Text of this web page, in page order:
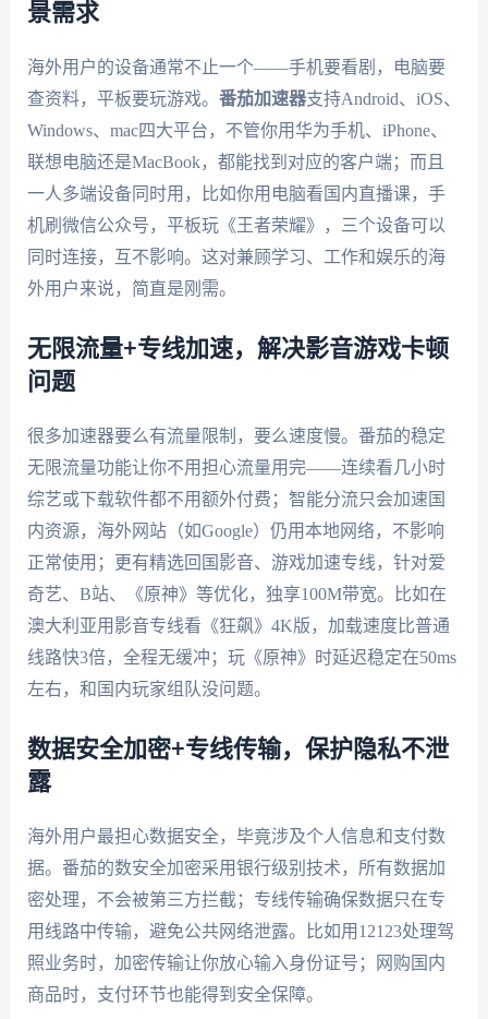
景需求
海外用户的设备通常不止一个——手机要看剧，电脑要
查资料，平板要玩游戏。 番茄加速器支持Android、iOS、
Windows、mac四大平台，不管你用华为手机、iPhone、
联想电脑还是MacBook，都能找到对应的客户端；而且
一人多端设备同时用，比如你用电脑看国内直播课，手
机刷微信公众号，平板玩《王者荣耀》，三个设备可以
同时连接，互不影响。这对兼顾学习、工作和娱乐的海
外用户来说，简直是刚需。
无限流量+专线加速，解决影音游戏卡顿
问题
很多加速器要么有流量限制，要么速度慢。番茄的稳定
无限流量功能让你不用担心流量用完——连续看几小时
综艺或下载软件都不用额外付费；智能分流只会加速国
内资源，海外网站（如Google）仍用本地网络，不影响
正常使用；更有精选回国影音、游戏加速专线，针对爱
奇艺、B站、《原神》等优化，独享100M带宽。比如在
澳大利亚用影音专线看《狂飙》4K版，加载速度比普通
线路快3倍，全程无缓冲；玩《原神》时延迟稳定在50ms
左右，和国内玩家组队没问题。
数据安全加密+专线传输，保护隐私不泄
露
海外用户最担心数据安全，毕竟涉及个人信息和支付数
据。番茄的数安全加密采用银行级别技术，所有数据加
密处理，不会被第三方拦截；专线传输确保数据只在专
用线路中传输，避免公共网络泄露。比如用12123处理驾
照业务时，加密传输让你放心输入身份证号；网购国内
商品时，支付环节也能得到安全保障。